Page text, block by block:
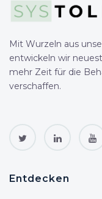
Mit Wurzeln aus
entwickeln wir
mehr Zeit für die
verschaffen.
Entdecken